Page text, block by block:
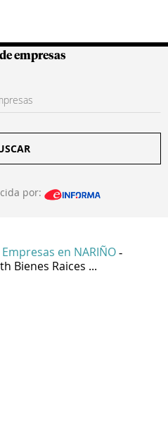
Colombianas
empresas
por:
Empresas en NARIÑO -
Bienes Raices ...